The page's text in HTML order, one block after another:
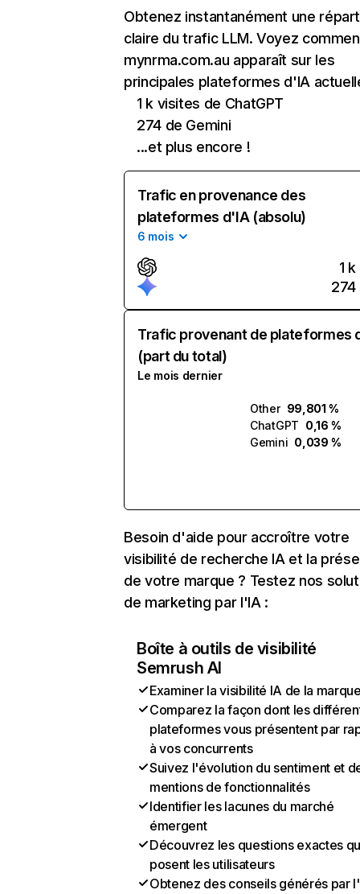
Obtenez instantanément une
claire du trafic LLM. Voyez
mynrma.com.au apparaît sur les
principales plateformes d'IA
1 k visites de ChatGPT
274 de Gemini
...et plus encore !
Trafic en provenance des
plateformes d'IA (absolu)
6 mois
1 k
274
Trafic provenant de plateformes
(part du total)
Le mois dernier
Other 99,801 %
ChatGPT 0,16 %
Gemini 0,039 %
Besoin d'aide pour accroître votre
visibilité de recherche IA et la
de votre marque ? Testez nos
de marketing par l'IA :
Boîte à outils de visibilité
Semrush AI
Examiner la visibilité IA de la
Comparez la façon dont les
plateformes vous présentent par
à vos concurrents
Suivez l'évolution du sentiment et
mentions de fonctionnalités
Identifier les lacunes du marché
émergent
Découvrez les questions exactes
posent les utilisateurs
Obtenez des conseils générés par